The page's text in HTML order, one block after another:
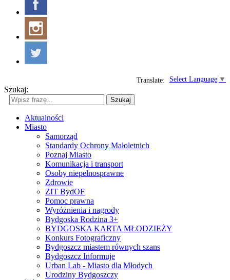
Select Language ▼
Translate:
Szukaj:
Szukaj
Aktualności
Miasto
Samorząd
Standardy Ochrony Małoletnich
Poznaj Miasto
Komunikacja i transport
Osoby niepełnosprawne
Zdrowie
ZIT BydOF
Pomoc prawna
Wyróżnienia i nagrody
Bydgoska Rodzina 3+
BYDGOSKA KARTA MŁODZIEŻY
Konkurs Fotograficzny
Bydgoszcz miastem równych szans
Bydgoszcz Informuje
Urban Lab - Miasto dla Młodych
Urodziny Bydgoszczy